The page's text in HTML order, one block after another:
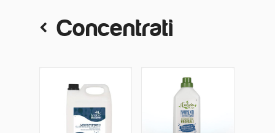
Concentrati